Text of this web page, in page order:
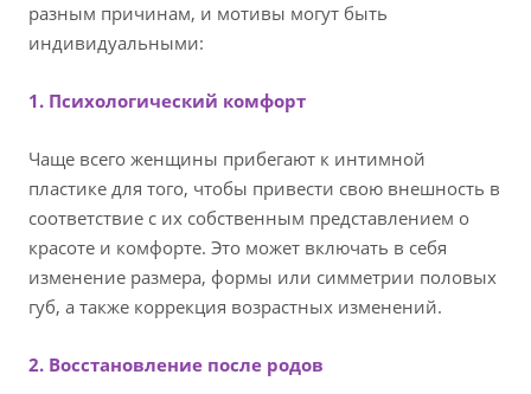
разным причинам, и мотивы могут быть
индивидуальными:
1. Психологический комфорт
Чаще всего женщины прибегают к интимной
пластике для того, чтобы привести свою внешность в
соответствие с их собственным представлением о
красоте и комфорте. Это может включать в себя
изменение размера, формы или симметрии половых
губ, а также коррекция возрастных изменений.
2. Восстановление после родов